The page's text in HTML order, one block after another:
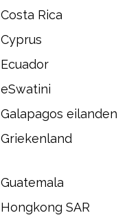
Costa Rica
Cyprus
Ecuador
eSwatini
Galapagos eilanden
Griekenland
Guatemala
Hongkong SAR